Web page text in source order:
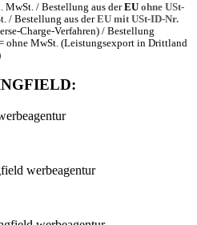
MwSt. / Bestellung aus derEU ohne USt-
/ Bestellung aus derEU mit USt-ID-Nr.
Charge-Verfahren) / Bestellung
ohne MwSt. (Leistungsexport in Drittland
: